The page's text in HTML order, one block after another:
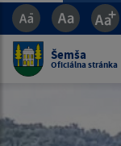
Šemša
Oficiálna stránka